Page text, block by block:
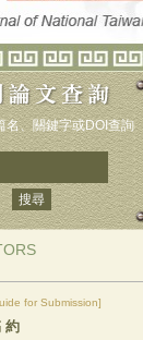
名、關鍵字或DOI查詢
for Submission]
約